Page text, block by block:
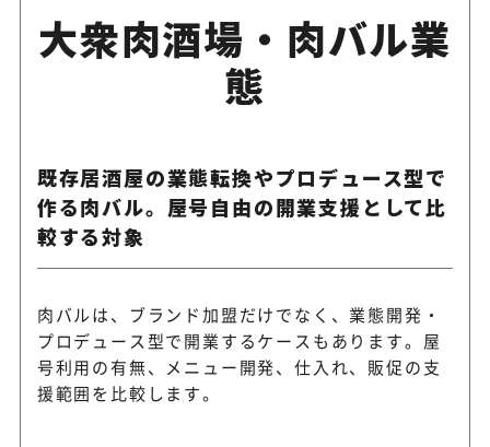
大衆肉酒場・肉バル業
態
既存居酒屋の業態転換やプロデュース型で
作る肉バル。屋号自由の開業支援として比
較する対象
肉バルは、ブランド加盟だけでなく、業態開発・
プロデュース型で開業するケースもあります。屋
号利用の有無、メニュー開発、仕入れ、販促の支
援範囲を比較します。